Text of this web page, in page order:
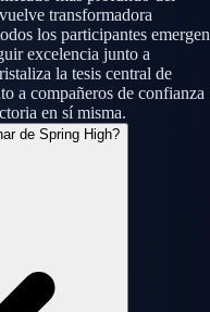
transformadora
los participantes emergen
excelencia junto a
la tesis central de
a compañeros de confianza
en sí misma.
de Spring High?